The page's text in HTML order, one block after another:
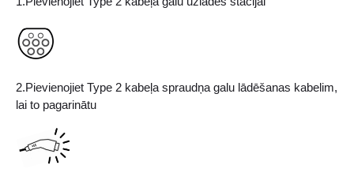
2.Pievienojiet Type 2 kabeļa spraudņa galu lādēšanas kabelim,
lai to pagarinātu